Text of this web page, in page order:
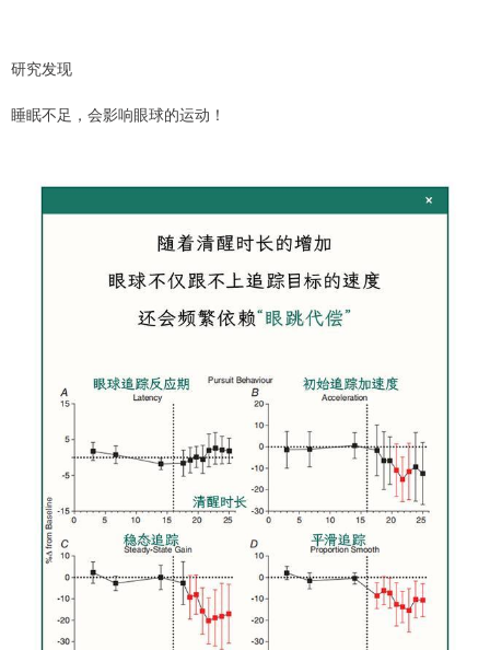
研究发现
睡眠不足，会影响眼球的运动！